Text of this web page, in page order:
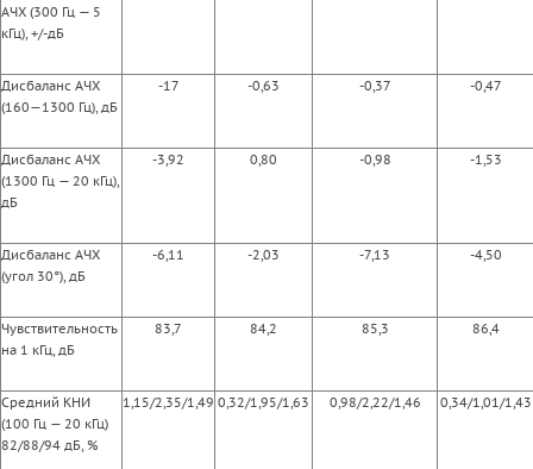
АЧХ (300 Гц — 5
кГц), +/-дБ
Дисбаланс АЧХ
(160—1300 Гц), дБ
-17 -0,63 -0,37 -0,47
Дисбаланс АЧХ
(1300 Гц — 20 кГц),
дБ
-3,92 0,80 -0,98 -1,53
Дисбаланс АЧХ
(угол 30°), дБ
-6,11 -2,03 -7,13 -4,50
Чувствительность
на 1 кГц, дБ
83,7 84,2 85,3 86,4
Средний КНИ
(100 Гц — 20 кГц)
82/88/94 дБ, %
1,15/2,35/1,49 0,32/1,95/1,63 0,98/2,22/1,46 0,34/1,01/1,43